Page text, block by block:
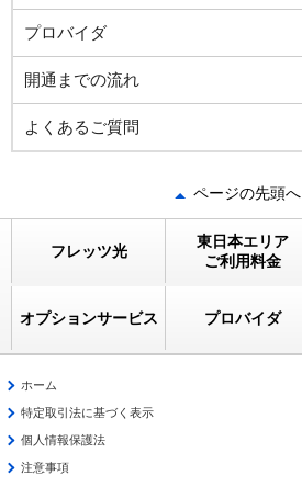
プロバイダ
開通までの流れ
よくあるご質問
ページの先頭へ
フレッツ光
東日本エリア
ご利用料金
オプションサービス プロバイダ
ホーム
特定取引法に基づく表示
個人情報保護法
注意事項